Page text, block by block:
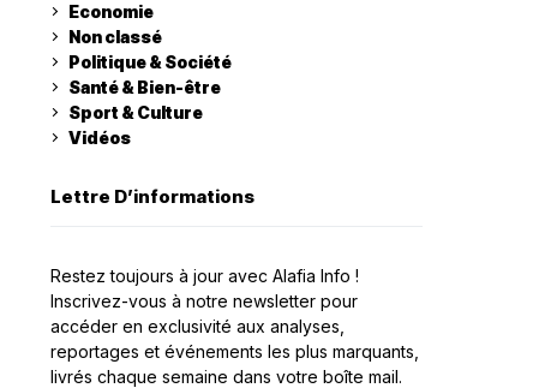
Economie
Non classé
Politique & Société
Santé & Bien-être
Sport & Culture
Vidéos
Lettre D’informations
Restez toujours à jour avec Alafia Info !
Inscrivez-vous à notre newsletter pour
accéder en exclusivité aux analyses,
reportages et événements les plus marquants,
livrés chaque semaine dans votre boîte mail.